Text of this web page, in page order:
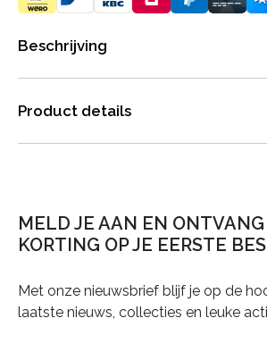
Beschrijving
Product details
MELD JE AAN EN ONTVANG
KORTING OP JE EERSTE
Met onze nieuwsbrief blijf je op de
laatste nieuws, collecties en leuke